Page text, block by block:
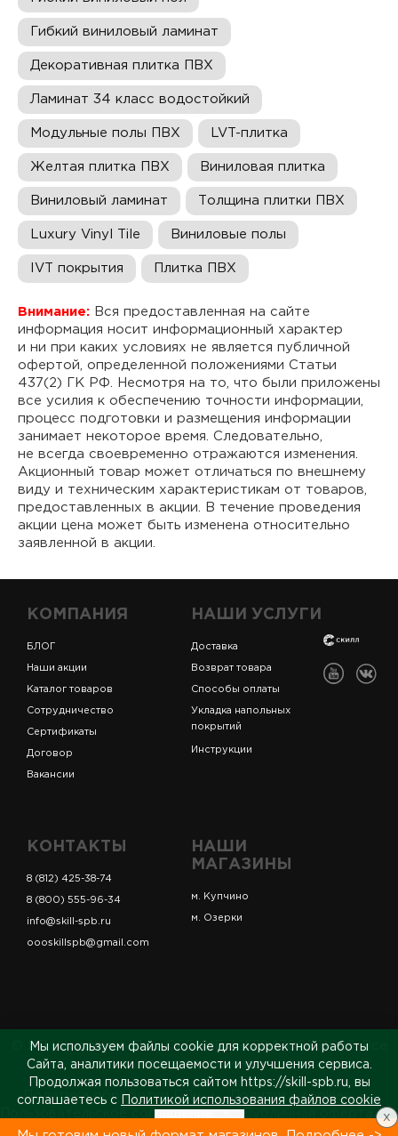
Гибкий виниловый ламинат
Декоративная плитка ПВХ
Ламинат 34 класс водостойкий
Модульные полы ПВХ LVT-плитка
Желтая плитка ПВХ Виниловая плитка
Виниловый ламинат Толщина плитки ПВХ
Luxury Vinyl Tile Виниловые полы
IVT покрытия Плитка ПВХ
Внимание: Вся предоставленная на сайте
информация носит информационный характер
и ни при каких условиях не является публичной
офертой, определенной положениями Статьи
437(2) ГК РФ. Несмотря на то, что были приложены
все усилия к обеспечению точности информации,
процесс подготовки и размещения информации
занимает некоторое время. Следовательно,
не всегда своевременно отражаются изменения.
Акционный товар может отличаться по внешнему
виду и техническим характеристикам от товаров,
предоставленных в акции. В течение проведения
акции цена может быть изменена относительно
заявленной в акции.
КОМПАНИЯ
БЛОГ
Наши акции
Каталог товаров
Сотрудничество
Сертификаты
Договор
Вакансии
НАШИ УСЛУГИ
Доставка
Возврат товара
Способы оплаты
Укладка напольных
покрытий
Инструкции
КОНТАКТЫ
8 (812) 425-38-74
8 (800) 555-96-34
info@skill-spb.ru
oooskillspb@gmail.com
НАШИ
МАГАЗИНЫ
м. Купчино
м. Озерки
© ИП Коновалов Д.А., ОГРНИП 325784700361023. Все
права защищены.
Политика обработки ПДн
Политика cookies
Пользовательское соглашение
Публичная оферта
Сведения о продавце
Мы используем файлы cookie для корректной работы
Сайта, аналитики посещаемости и улучшения сервиса.
Продолжая пользоваться сайтом https://skill-spb.ru, вы
соглашаетесь с
Политикой использования файлов cookie
x